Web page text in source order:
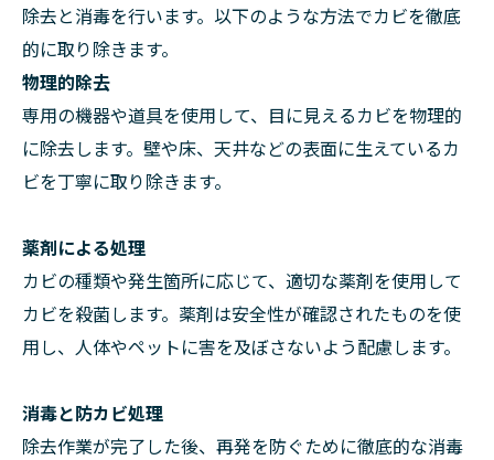
除去と消毒を行います。以下のような方法でカビを徹底
的に取り除きます。
物理的除去
専用の機器や道具を使用して、目に見えるカビを物理的
に除去します。壁や床、天井などの表面に生えているカ
ビを丁寧に取り除きます。
薬剤による処理
カビの種類や発生箇所に応じて、適切な薬剤を使用して
カビを殺菌します。薬剤は安全性が確認されたものを使
用し、人体やペットに害を及ぼさないよう配慮します。
消毒と防カビ処理
除去作業が完了した後、再発を防ぐために徹底的な消毒